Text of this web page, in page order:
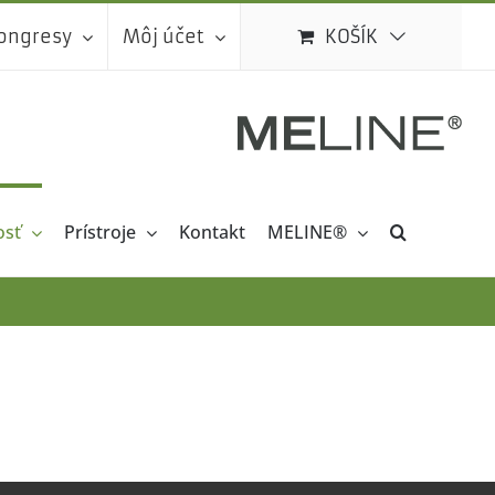
Môj účet KOŠÍK
Prístroje Kontakt MELINE®